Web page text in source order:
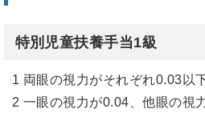
特別児童扶養手当1級
1 両眼の視力がそれぞれ0.03以
2 一眼の視力が0.04、他眼の視